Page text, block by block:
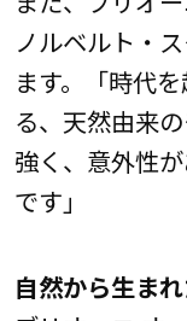
ノルベルト・
ます。「時代
る、天然由来
強く、意外性
です」
自然から生ま